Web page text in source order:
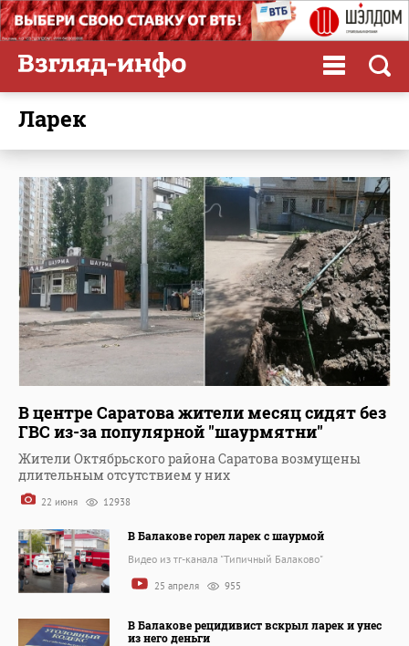
ларек
В центре Саратова жители месяц сидят без
ГВС из-за популярной "шаурмятни"
Жители Октябрьского района Саратова возмущены
длительным отсутствием у них
22 июня 12938
В Балакове горел ларек с шаурмой
Видео из тг-канала "Типичный Балаково"
25 апреля 955
В Балакове рецидивист вскрыл ларек и унес
из него деньги